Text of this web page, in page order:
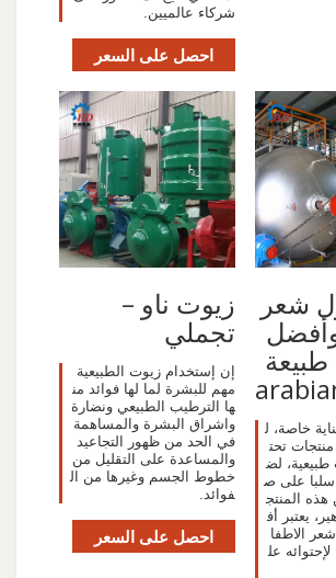
شركاء عالميين.
احصل على السعر
شعر
طبيعة
خاصة، ل
تحت
لض
سلبا على ص
المنتج
يعتبر أف
الاطفا
عل
زيوت ناو –
تجملي
إن إستخدام زيوت الطبيعية
مهم للبشرة لما لها فوائد من
ها الترطيب الطبيعي ونضارة
واشراق البشرة والمساهمة
في الحد من ظهور التجاعيد
والمساعدة على التقليل من
خطوط الجسم وغيرها من ال
فوائد.
احصل على السعر